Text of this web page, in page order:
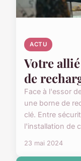
ACTU
Votre
de
Face à l'essor
une borne de
clé. Entre
l'installation de
23 mai 2024